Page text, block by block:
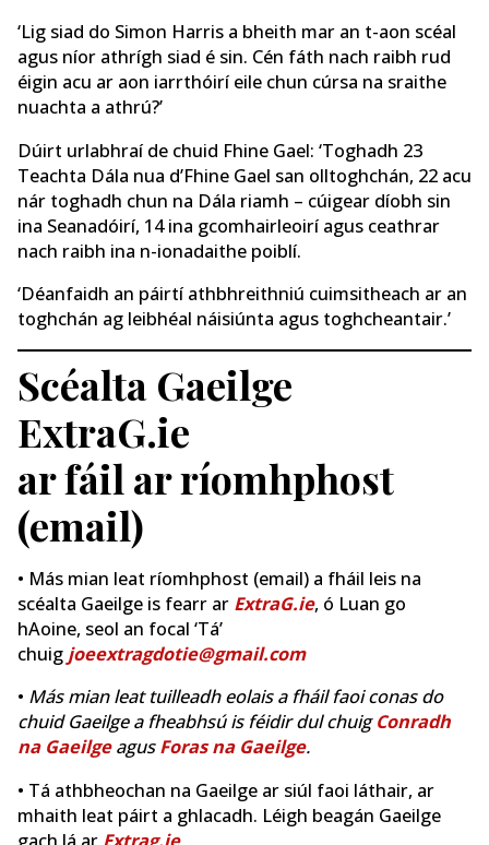
‘Lig siad do Simon Harris a bheith mar an t-aon scéal
agus níor athrígh siad é sin. Cén fáth nach raibh rud
éigin acu ar aon iarrthóirí eile chun cúrsa na sraithe
nuachta a athrú?’
Dúirt urlabhraí de chuid Fhine Gael: ‘Toghadh 23
Teachta Dála nua d’Fhine Gael san olltoghchán, 22 acu
nár toghadh chun na Dála riamh – cúigear díobh sin
ina Seanadóirí, 14 ina gcomhairleoirí agus ceathrar
nach raibh ina n-ionadaithe poiblí.
‘Déanfaidh an páirtí athbhreithniú cuimsitheach ar an
toghchán ag leibhéal náisiúnta agus toghcheantair.’
Scéalta Gaeilge
ExtraG.ie
ar fáil ar ríomhphost
(email)
• Más mian leat ríomhphost (email) a fháil leis na
scéalta Gaeilge is fearr ar ExtraG.ie, ó Luan go
hAoine, seol an focal ‘Tá’
chuig joeextragdotie@gmail.com
• Más mian leat tuilleadh eolais a fháil faoi conas do
chuid Gaeilge a fheabhsú is féidir dul chuigConradh
na GaeilgeagusForas na Gaeilge.
• Tá athbheochan na Gaeilge ar siúl faoi láthair, ar
mhaith leat páirt a ghlacadh. Léigh beagán Gaeilge
gach lá ar Extrag.ie